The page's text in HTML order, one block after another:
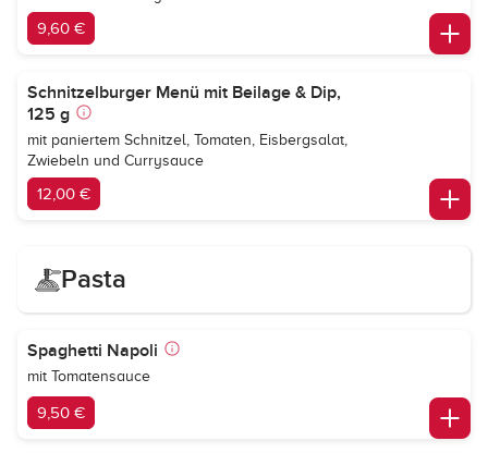
9,60 €
Schnitzelburger Menü mit Beilage & Dip,
125 g
mit paniertem Schnitzel, Tomaten, Eisbergsalat,
Zwiebeln und Currysauce
12,00 €
Pasta
Spaghetti Napoli
mit Tomatensauce
9,50 €